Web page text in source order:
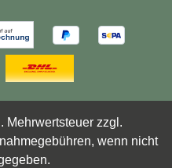
Mehrwertsteuer zzgl.
wenn nicht